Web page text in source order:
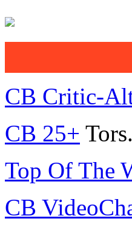
CB Critic-
CB 25+
Top Of The
CB